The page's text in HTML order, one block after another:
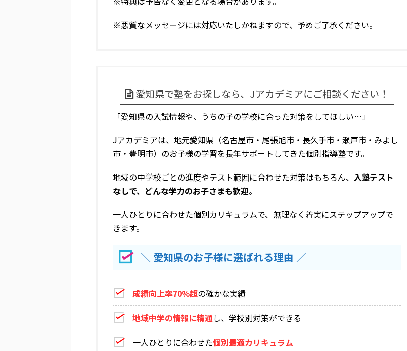
※悪質なメッセージには対応いたしかねますので、予めご了承ください。
愛知県で塾をお探しなら、Jアカデミアにご相談ください！
「愛知県の入試情報や、うちの子の学校に合った対策をしてほしい…」
Jアカデミアは、地元愛知県（名古屋市・尾張旭市・長久手市・瀬戸市・みよし
市・豊明市）のお子様の学習を長年サポートしてきた個別指導塾です。
地域の中学校ごとの進度やテスト範囲に合わせた対策はもちろん、 入塾テスト
なしで、どんな学力のお子さまも歓迎。
一人ひとりに合わせた個別カリキュラムで、無理なく着実にステップアップで
きます。
＼ 愛知県のお子様に選ばれる理由 ／
成績向上率70%超の確かな実績
地域中学の情報に精通し、学校別対策ができる
一人ひとりに合わせた個別最適カリキュラム